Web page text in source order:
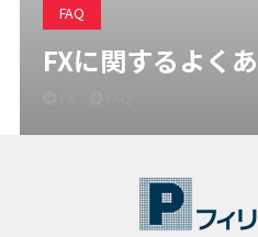
FAQ
FXに関するよく